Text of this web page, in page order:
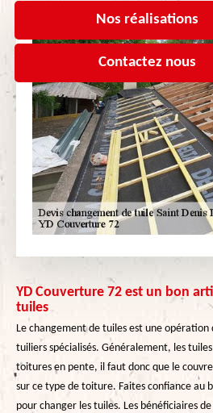
Nos réalisations
Contactez nous
YD Couverture 72 est un bon
tuiles
Le changement de tuiles est une opération
tuiliers spécialisés. Généralement, les
toitures en pente, il faut donc que le
sur ce type de toiture. Faites confiance au
pour changer les tuiles. Les bénéficiaires